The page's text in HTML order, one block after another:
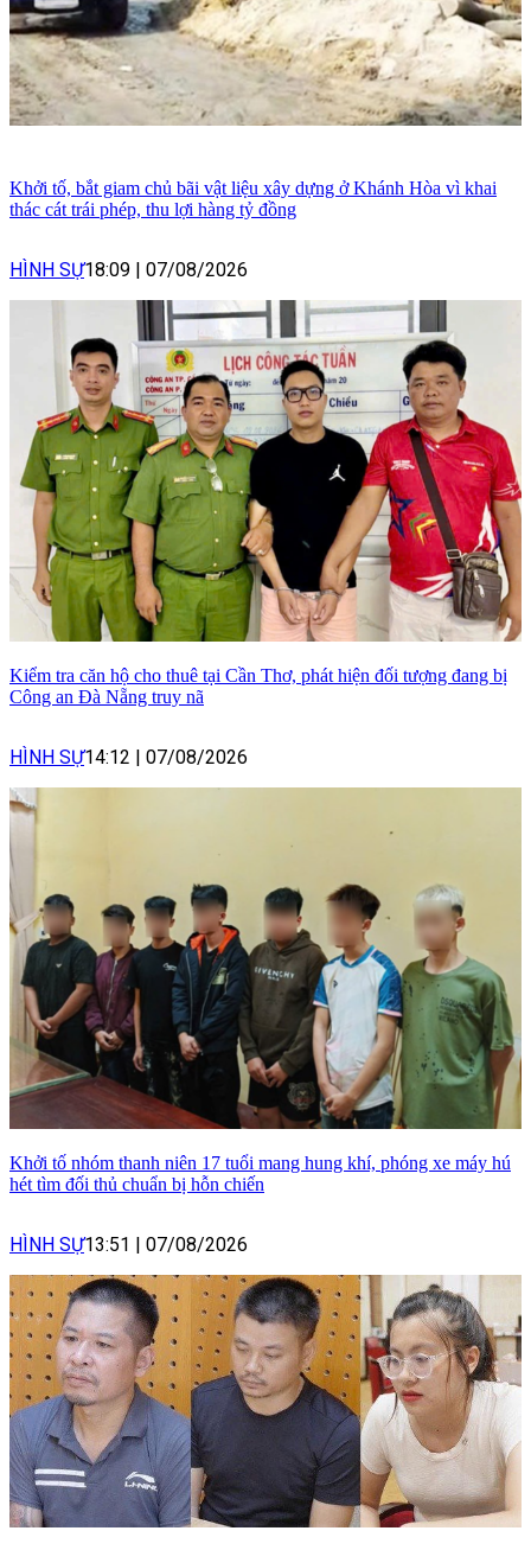
Khởi tố, bắt giam chủ bãi vật liệu xây dựng ở Khánh Hòa vì khai
thác cát trái phép, thu lợi hàng tỷ đồng
HÌNH SỰ18:09 | 07/08/2026
Kiểm tra căn hộ cho thuê tại Cần Thơ, phát hiện đối tượng đang bị
Công an Đà Nẵng truy nã
HÌNH SỰ14:12 | 07/08/2026
Khởi tố nhóm thanh niên 17 tuổi mang hung khí, phóng xe máy hú
hét tìm đối thủ chuẩn bị hỗn chiến
HÌNH SỰ13:51 | 07/08/2026